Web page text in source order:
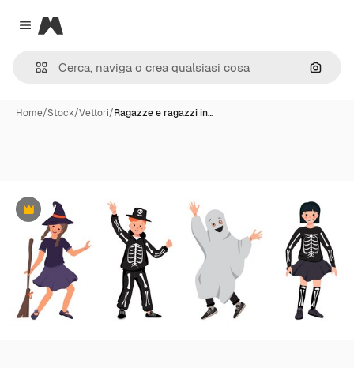
Close menu
Magnific
Cerca
Home/Stock/Vettori/Ragazze e ragazzi in…
Premium